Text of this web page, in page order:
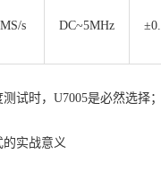
s DC~5MHz
试时， U7005是必然选择
的实战意义